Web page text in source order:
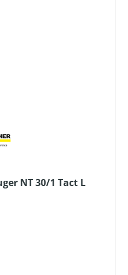
NT 30/1 Tact L